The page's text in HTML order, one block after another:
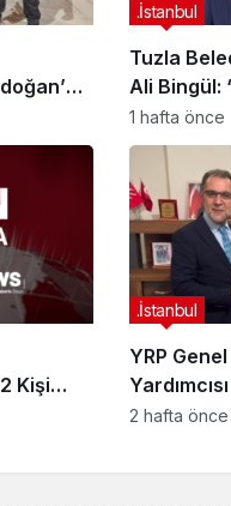
Tuzla
Ali Bingül:
Evi
Karşıya”
.İstanbul
1 hafta önce
Kişi
YRP
.İstanbul
2 hafta önce